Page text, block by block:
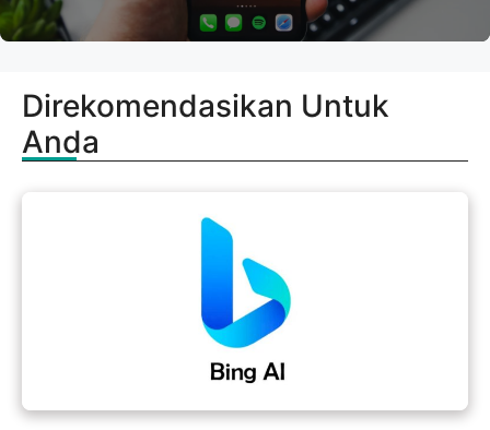
Direkomendasikan Untuk
Anda